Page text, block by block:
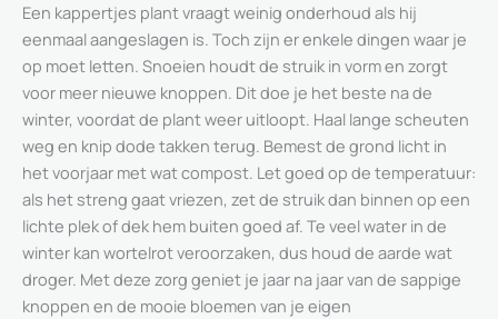
Een kappertjes plant vraagt weinig onderhoud als hij
eenmaal aangeslagen is. Toch zijn er enkele dingen waar je
op moet letten. Snoeien houdt de struik in vorm en zorgt
voor meer nieuwe knoppen. Dit doe je het beste na de
winter, voordat de plant weer uitloopt. Haal lange scheuten
weg en knip dode takken terug. Bemest de grond licht in
het voorjaar met wat compost. Let goed op de temperatuur:
als het streng gaat vriezen, zet de struik dan binnen op een
lichte plek of dek hem buiten goed af. Te veel water in de
winter kan wortelrot veroorzaken, dus houd de aarde wat
droger. Met deze zorg geniet je jaar na jaar van de sappige
knoppen en de mooie bloemen van je eigen